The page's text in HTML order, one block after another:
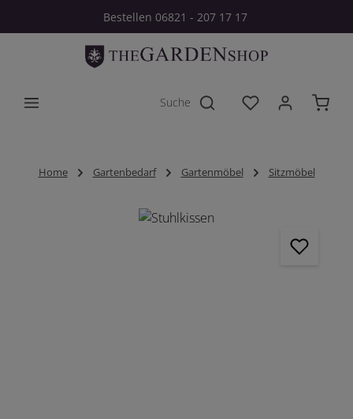
Zum Hauptinhalt springenBestellen 06821 - 207 17 17
Du hast 0
Home Gartenbedarf Gartenmöbel Sitzmöbel
Bildergalerie überspringen